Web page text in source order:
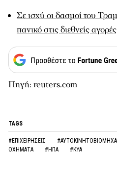
Σε ισχύ οι δασμοί του
πανικό στις διεθνείς αγορές
Πηγή: reuters.com
TAGS
#ΕΠΙΧΕΙΡΗΣΕΙΣ
ΟΧΗΜΑΤΑ
#ΗΠΑ #ΚΥΑ